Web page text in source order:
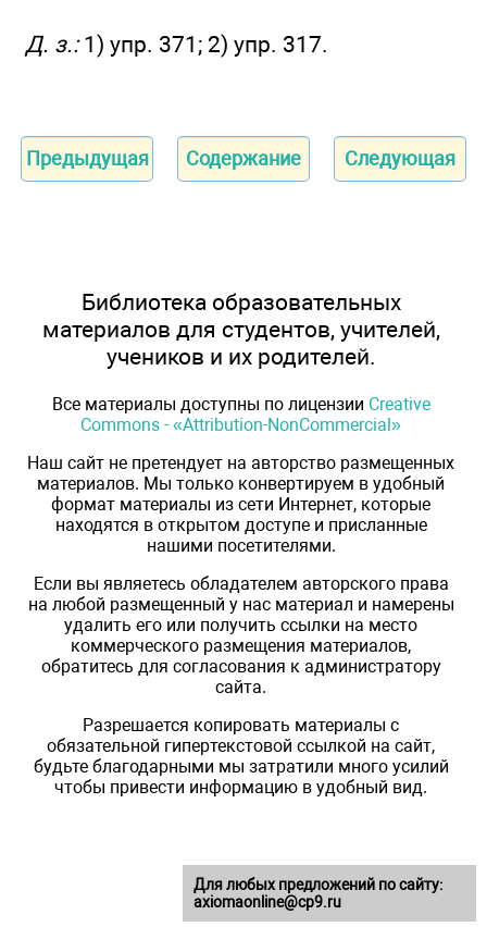
Д. з.:1) упр. 371; 2) упр. 317.
Предыдущая Содержание Следующая
Библиотека образовательных
материалов для студентов, учителей,
учеников и их родителей.
Все материалы доступны по лицензии Creative
Commons - «Attribution-NonCommercial»
Наш сайт не претендует на авторство размещенных
материалов. Мы только конвертируем в удобный
формат материалы из сети Интернет, которые
находятся в открытом доступе и присланные
нашими посетителями.
Если вы являетесь обладателем авторского права
на любой размещенный у нас материал и намерены
удалить его или получить ссылки на место
коммерческого размещения материалов,
обратитесь для согласования к администратору
сайта.
Разрешается копировать материалы с
обязательной гипертекстовой ссылкой на сайт,
будьте благодарными мы затратили много усилий
чтобы привести информацию в удобный вид.
Для любых предложений по сайту:
axiomaonline@cp9.ru